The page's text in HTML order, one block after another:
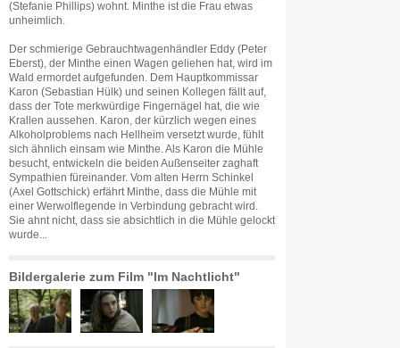
(Stefanie Phillips) wohnt. Minthe ist die Frau etwas
unheimlich.
Der schmierige Gebrauchtwagenhändler Eddy (Peter
Eberst), der Minthe einen Wagen geliehen hat, wird im
Wald ermordet aufgefunden. Dem Hauptkommissar
Karon (Sebastian Hülk) und seinen Kollegen fällt auf,
dass der Tote merkwürdige Fingernägel hat, die wie
Krallen aussehen. Karon, der kürzlich wegen eines
Alkoholproblems nach Hellheim versetzt wurde, fühlt
sich ähnlich einsam wie Minthe. Als Karon die Mühle
besucht, entwickeln die beiden Außenseiter zaghaft
Sympathien füreinander. Vom alten Herrn Schinkel
(Axel Gottschick) erfährt Minthe, dass die Mühle mit
einer Werwolflegende in Verbindung gebracht wird.
Sie ahnt nicht, dass sie absichtlich in die Mühle gelockt
wurde...
Bildergalerie zum Film "Im Nachtlicht"